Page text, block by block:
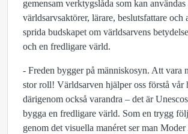
gemensam verktygslåda som kan användas
världsarvsaktörer, lärare, beslutsfattare och
sprida budskapet om världsarvens
och en fredligare värld.
- Freden bygger på människosyn. Att vara
stor roll! Världsarven hjälper oss förstå vår
därigenom också varandra – det är
bygga en fredligare värld. Som en trygg
genom det visuella manéret ser man